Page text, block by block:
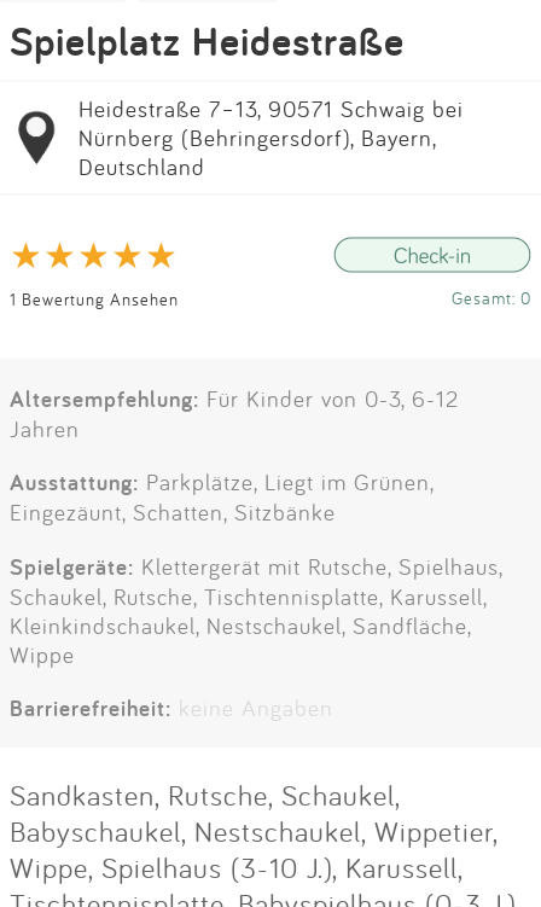
Spielplatz Heidestraße
Heidestraße 7–13, 90571 Schwaig bei
Nürnberg (Behringersdorf), Bayern,
Deutschland
1 Bewertung Ansehen Gesamt: 0
Altersempfehlung: Für Kinder von 0-3, 6-12
Jahren
Ausstattung: Parkplätze, Liegt im Grünen,
Eingezäunt, Schatten, Sitzbänke
Spielgeräte: Klettergerät mit Rutsche, Spielhaus,
Schaukel, Rutsche, Tischtennisplatte, Karussell,
Kleinkindschaukel, Nestschaukel, Sandfläche,
Wippe
Barrierefreiheit: keine Angaben
Sandkasten, Rutsche, Schaukel,
Babyschaukel, Nestschaukel, Wippetier,
Wippe, Spielhaus (3-10 J.), Karussell,